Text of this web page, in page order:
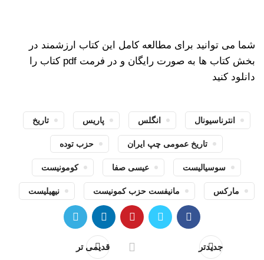
شما می توانید برای مطالعه کامل این کتاب ارزشمند در
بخش کتاب ها به صورت رایگان و در فرمت pdf کتاب را
دانلود کنید
انترناسیونال انگلس پاریس تاریخ
تاریخ عمومی چپ ایران حزب توده
سوسیالیست عیسی صفا کومونیست
مارکس مانیفست حزب کمونیست نیهیلیست
جدیدتر قدیمی تر